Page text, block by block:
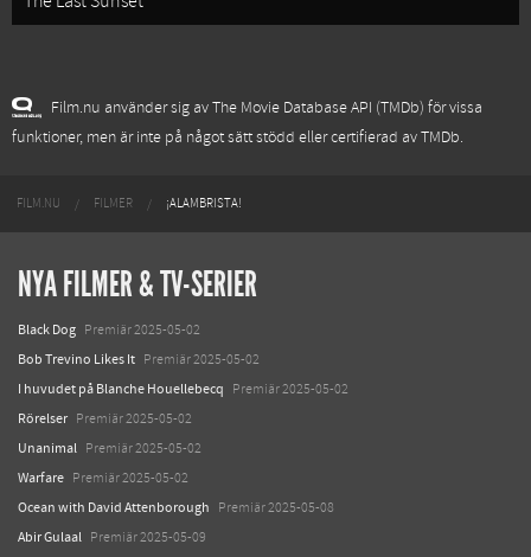
Film.nu använder sig av The Movie Database API (TMDb) för vissa
funktioner, men är inte på något sätt stödd eller certifierad av TMDb.
FILM.NU FILMER ¡ALAMBRISTA!
NYA FILMER & TV-SERIER
Black Dog Premiär 2025-05-02
Bob Trevino Likes It Premiär 2025-05-02
I huvudet på Blanche Houellebecq Premiär 2025-05-02
Rörelser Premiär 2025-05-02
Unanimal Premiär 2025-05-02
Warfare Premiär 2025-05-02
Ocean with David Attenborough Premiär 2025-05-08
Abir Gulaal Premiär 2025-05-09